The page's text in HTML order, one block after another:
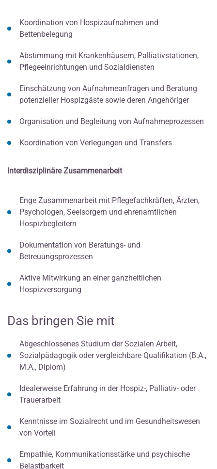
Koordination von Hospizaufnahmen und
Bettenbelegung
Abstimmung mit Krankenhäusern, Palliativstationen,
Pflegeeinrichtungen und Sozialdiensten
Einschätzung von Aufnahmeanfragen und Beratung
potenzieller Hospizgäste sowie deren Angehöriger
Organisation und Begleitung von Aufnahmeprozessen
Koordination von Verlegungen und Transfers
Interdisziplinäre Zusammenarbeit
Enge Zusammenarbeit mit Pflegefachkräften, Ärzten,
Psychologen, Seelsorgern und ehrenamtlichen
Hospizbegleitern
Dokumentation von Beratungs- und
Betreuungsprozessen
Aktive Mitwirkung an einer ganzheitlichen
Hospizversorgung
Das bringen Sie mit
Abgeschlossenes Studium der Sozialen Arbeit,
Sozialpädagogik oder vergleichbare Qualifikation (B.A.,
M.A., Diplom)
Idealerweise Erfahrung in der Hospiz-, Palliativ- oder
Trauerarbeit
Kenntnisse im Sozialrecht und im Gesundheitswesen
von Vorteil
Empathie, Kommunikationsstärke und psychische
Belastbarkeit